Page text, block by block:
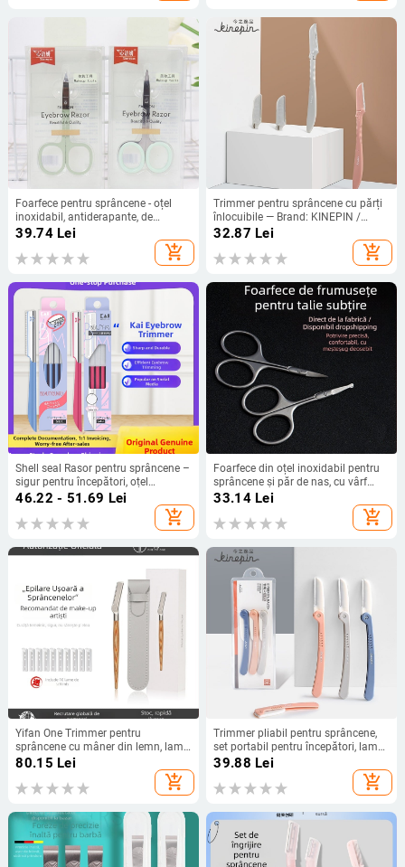
Foarfece pentru sprâncene - oțel
inoxidabil, antiderapante, de
calitate salon, model E0552, origine
39.74Lei
add_shopping_cart
Trimmer pentru sprâncene cu părți
înlocuibile — Brand: KINEPIN /
Today's Escape; Licențiată etichetă
privată; Trimmer de sprâncene de
înlocuit; Cantitate în cutie: 840;
32.87 Lei
add_shopping_cart
Shell seal Rasor pentru sprâncene –
sigur pentru începători, oțel
inoxidabil
46.22 - 51.69 Lei
add_shopping_cart
Foarfece din oțel inoxidabil pentru
sprâncene și păr de nas, cu vârf
rotund de siguranță și vârf ascuțit
33.14Lei
add_shopping_cart
Yifan One Trimmer pentru
sprâncene cu mâner din lemn, lamă
din oțel, marcă privată autorizată
80.15 Lei
add_shopping_cart
Trimmer pliabil pentru sprâncene,
set portabil pentru începători, lamă
din oțel inoxidabil, pachet de 3
39.88 Lei
add_shopping_cart